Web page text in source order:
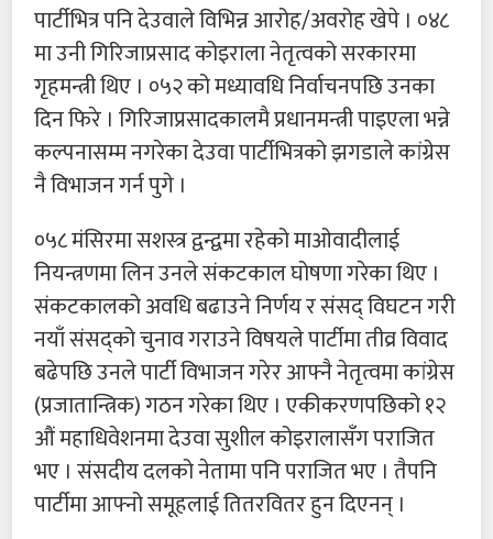
पार्टीभित्र पनि देउवाले विभिन्न आरोह/अवरोह खेपे । ०४८
मा उनी गिरिजाप्रसाद कोइराला नेतृत्वको सरकारमा
गृहमन्त्री थिए । ०५२ को मध्यावधि निर्वाचनपछि उनका
दिन फिरे । गिरिजाप्रसादकालमै प्रधानमन्त्री पाइएला भन्ने
कल्पनासम्म नगरेका देउवा पार्टीभित्रको झगडाले कांग्रेस
नै विभाजन गर्न पुगे ।
०५८ मंसिरमा सशस्त्र द्वन्द्वमा रहेको माओवादीलाई
नियन्त्रणमा लिन उनले संकटकाल घोषणा गरेका थिए ।
संकटकालको अवधि बढाउने निर्णय र संसद् विघटन गरी
नयाँ संसद्को चुनाव गराउने विषयले पार्टीमा तीव्र विवाद
बढेपछि उनले पार्टी विभाजन गरेर आफ्नै नेतृत्वमा कांग्रेस
(प्रजातान्त्रिक) गठन गरेका थिए । एकीकरणपछिको १२
औं महाधिवेशनमा देउवा सुशील कोइरालासँग पराजित
भए । संसदीय दलको नेतामा पनि पराजित भए । तैपनि
पार्टीमा आफ्नो समूहलाई तितरवितर हुन दिएनन् ।